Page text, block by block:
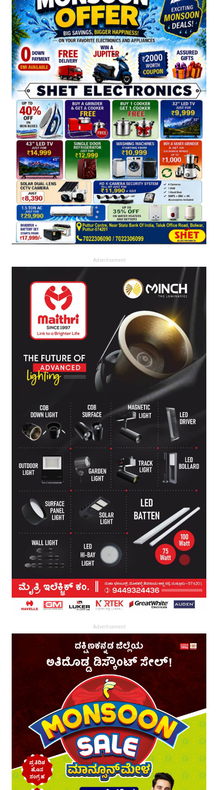
Advertisement
Advertisement